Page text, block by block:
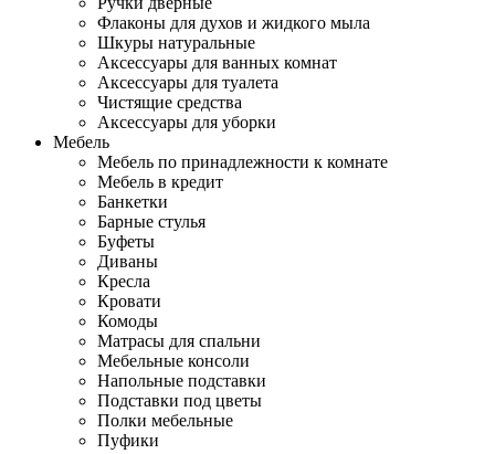
Флаконы для духов и жидкого мыла
Шкуры натуральные
Аксессуары для ванных комнат
Аксессуары для туалета
Чистящие средства
Аксессуары для уборки
Мебель
Мебель по принадлежности к комнате
Мебель в кредит
Банкетки
Барные стулья
Буфеты
Диваны
Кресла
Кровати
Комоды
Матрасы для спальни
Мебельные консоли
Напольные подставки
Подставки под цветы
Полки мебельные
Пуфики